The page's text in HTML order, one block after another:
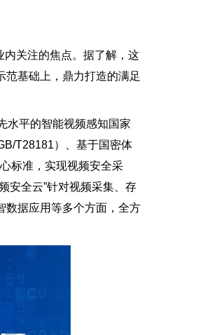
关注的焦点。据了解，这
范基础上，鼎力打造的满足
平的智能视频感知国家
T28181）、基于国密体
标准，实现视频安全采
安全云”针对视频采集、存
数据应用等多个方面，全方